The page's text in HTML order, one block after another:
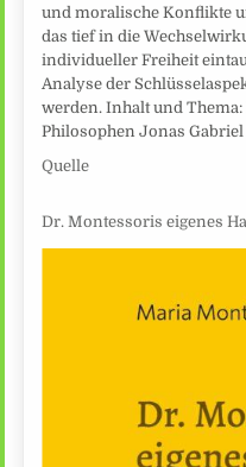
und moralische Konflikte
das tief in die
individueller Freiheit
Analyse der
werden. Inhalt und Thema:
Philosophen Jonas
Quelle
Dr. Montessoris eigenes